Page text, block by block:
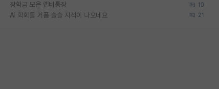
장학금 모은 랩비통장 10
AI 학회들 거품 슬슬 지적이 나오네요 21